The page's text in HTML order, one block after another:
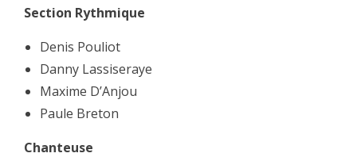
Section Rythmique
Denis Pouliot
Danny Lassiseraye
Maxime D’Anjou
Paule Breton
Chanteuse